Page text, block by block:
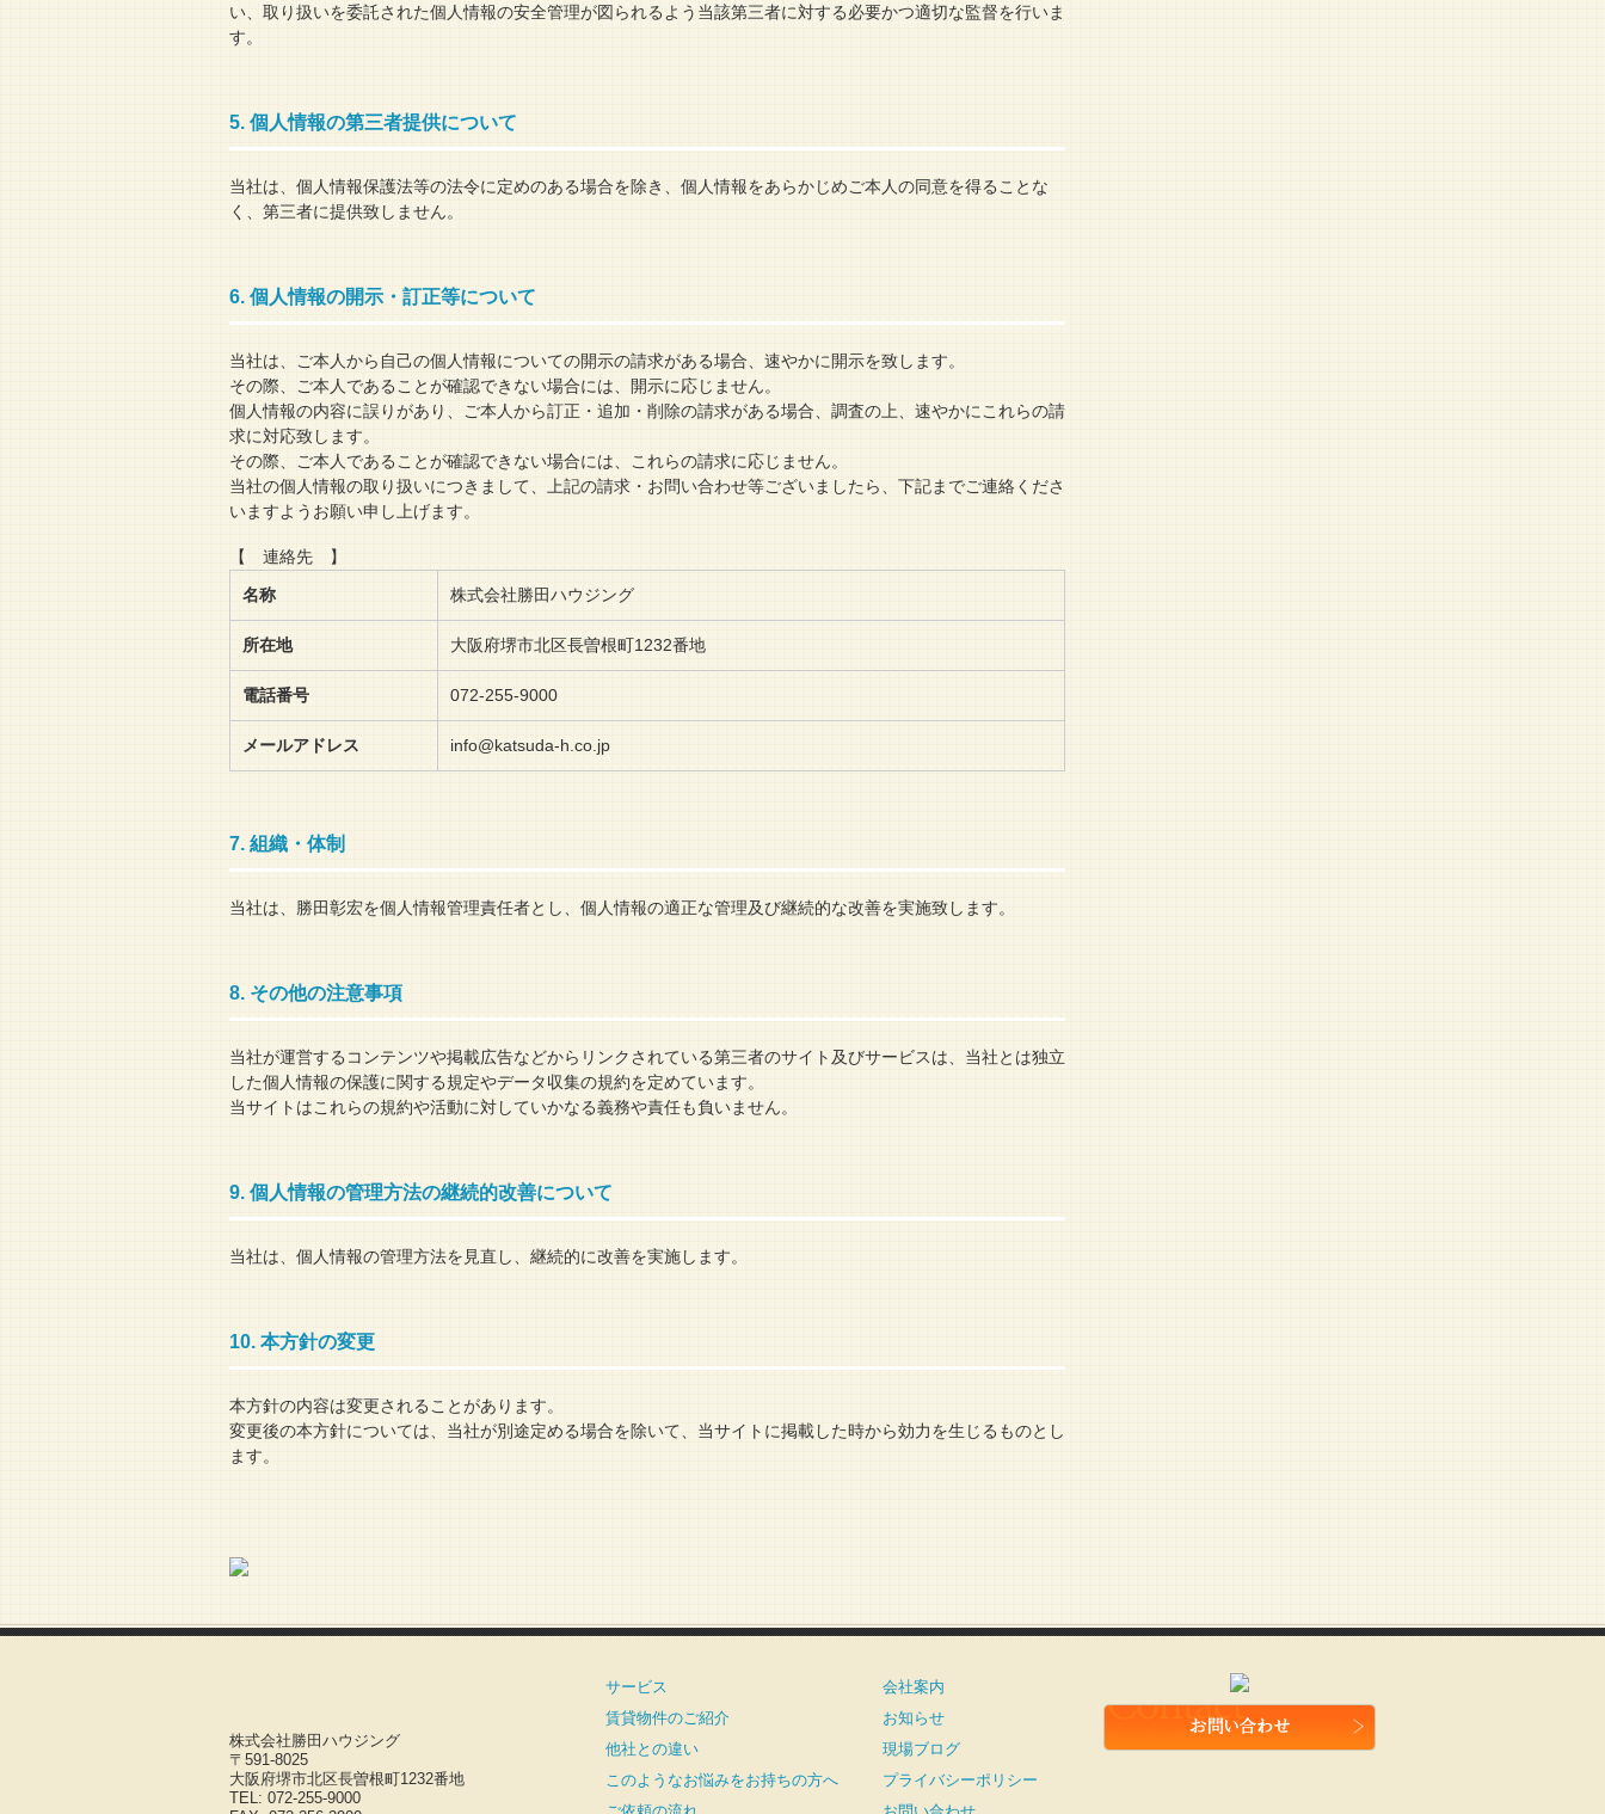
い、取り扱いを委託された個人情報の安全管理が図られるよう当該第三者に対する必要かつ適切な監督を行いま
す。
5. 個人情報の第三者提供について
当社は、個人情報保護法等の法令に定めのある場合を除き、個人情報をあらかじめご本人の同意を得ることな
く、第三者に提供致しません。
6. 個人情報の開示・訂正等について
当社は、ご本人から自己の個人情報についての開示の請求がある場合、速やかに開示を致します。
その際、ご本人であることが確認できない場合には、開示に応じません。
個人情報の内容に誤りがあり、ご本人から訂正・追加・削除の請求がある場合、調査の上、速やかにこれらの請
求に対応致します。
その際、ご本人であることが確認できない場合には、これらの請求に応じません。
当社の個人情報の取り扱いにつきまして、上記の請求・お問い合わせ等ございましたら、下記までご連絡くださ
いますようお願い申し上げます。
【 連絡先 】
名称
株式会社勝田ハウジング
所在地 大阪府堺市北区長曽根町1232番地
電話番号 072-255-9000
メールアドレス info@katsuda-h.co.jp
7. 組織・体制
当社は、勝田彰宏を個人情報管理責任者とし、個人情報の適正な管理及び継続的な改善を実施致します。
8. その他の注意事項
当社が運営するコンテンツや掲載広告などからリンクされている第三者のサイト及びサービスは、当社とは独立
した個人情報の保護に関する規定やデータ収集の規約を定めています。
当サイトはこれらの規約や活動に対していかなる義務や責任も負いません。
9. 個人情報の管理方法の継続的改善について
当社は、個人情報の管理方法を見直し、継続的に改善を実施します。
10. 本方針の変更
本方針の内容は変更されることがあります。
変更後の本方針については、当社が別途定める場合を除いて、当サイトに掲載した時から効力を生じるものとし
ます。
株式会社勝田ハウジング
〒591-8025
大阪府堺市北区長曽根町1232番地
TEL: 072-255-9000
サービス
賃貸物件のご紹介
他社との違い
このようなお悩みをお持ちの方へ
会社案内
お知らせ
現場ブログ
プライバシーポリシー